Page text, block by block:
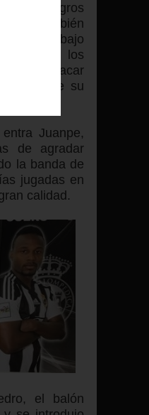
albinegros
también
trabajo
que los
sacar
desde su
Juanpe,
de agradar
la banda de
jugadas en
calidad.
el balón